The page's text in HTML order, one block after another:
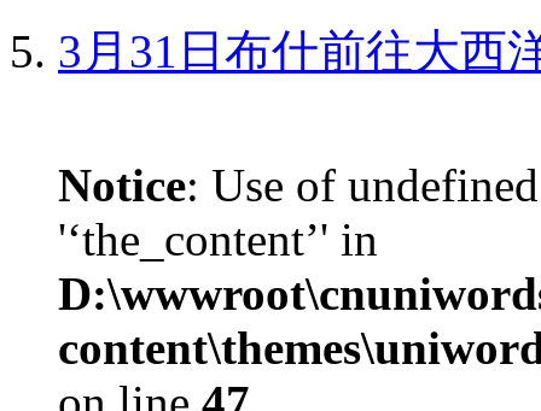
3月31日布什前往大西
Notice: Use of
'‘the_content’' in